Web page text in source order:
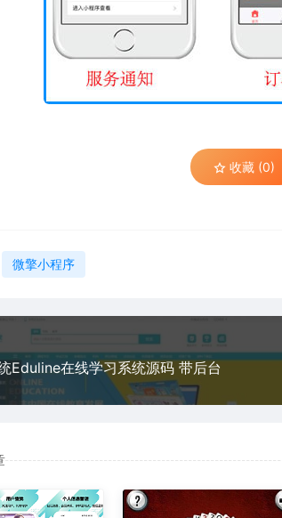
收藏 (0)
微擎小程序
Eduline在线学习系统源码 带后台